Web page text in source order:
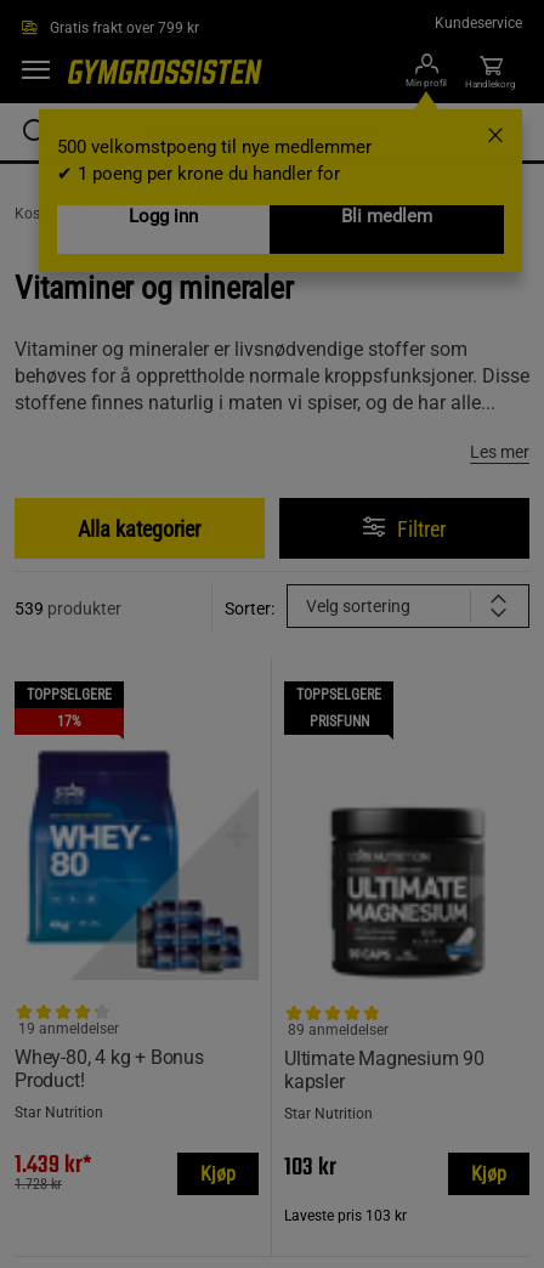
Gratis frakt over 799 kr Kundeservice
Min profil
500 velkomstpoeng til nye medlemmer
✔ 1 poeng per krone du handler for
Logg inn
Bli medlem
Handlekorg
Kosttilskudd / Vitaminer og mineraler
Vitaminer og mineraler
Vitaminer og mineraler er livsnødvendige stoffer som
behøves for å opprettholde normale kroppsfunksjoner. Disse
stoffene finnes naturlig i maten vi spiser, og de har alle...
Les mer
Alla kategorier Filtrer
539 produkter Sorter: Velg sortering
TOPPSELGERE
17%
Whey-80, 4 kg + Bonus
Product!
19 anmeldelser
Star Nutrition
1.439 kr*
1.728 kr Kjøp
TOPPSELGERE
PRISFUNN
Ultimate Magnesium 90
kapsler
89 anmeldelser
Star Nutrition
103 kr
Laveste pris 103 kr
Kjøp